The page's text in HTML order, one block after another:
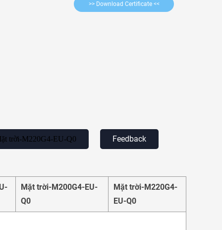
>> Download Certificate <<
trời-M220G4-EU-Q0 Feedback
Mặt trời-M200G4-EU-
Q0
Mặt trời-M220G4-
EU-Q0